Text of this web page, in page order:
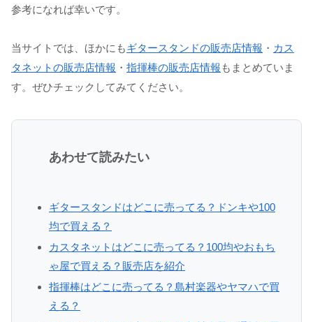
参考になれば幸いです。
当サイトでは、ほかにもギタースタンドの販売店情報 ・ カス
タネットの販売店情報 ・ 指揮棒の販売店情報 もまとめていま
す。ぜひチェックしてみてください。
あわせて読みたい
ギタースタンドはどこに売ってる？ドンキや100
均で買える？
カスタネットはどこに売ってる？100均やおもち
ゃ屋で買える？販売店を紹介
指揮棒はどこに売ってる？島村楽器やヤマハで買
える？